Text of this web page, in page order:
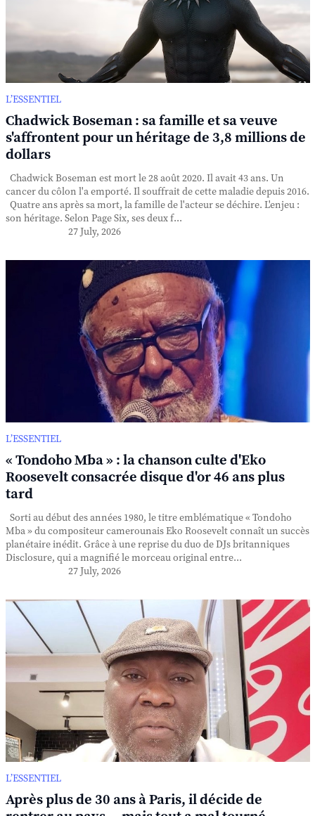
L’ESSENTIEL
Chadwick Boseman : sa famille et sa veuve
s'affrontent pour un héritage de 3,8 millions de
dollars
Chadwick Boseman est mort le 28 août 2020. Il avait 43 ans. Un
cancer du côlon l'a emporté. Il souffrait de cette maladie depuis 2016.
Quatre ans après sa mort, la famille de l'acteur se déchire. L'enjeu :
son héritage. Selon Page Six, ses deux f...
27 July, 2026
L’ESSENTIEL
« Tondoho Mba » : la chanson culte d'Eko
Roosevelt consacrée disque d'or 46 ans plus
tard
Sorti au début des années 1980, le titre emblématique « Tondoho
Mba » du compositeur camerounais Eko Roosevelt connaît un succès
planétaire inédit. Grâce à une reprise du duo de DJs britanniques
Disclosure, qui a magnifié le morceau original entre...
27 July, 2026
L’ESSENTIEL
Après plus de 30 ans à Paris, il décide de